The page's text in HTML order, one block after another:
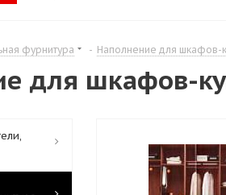
фурнитура - Наполнение для шкафов-
для шкафов-